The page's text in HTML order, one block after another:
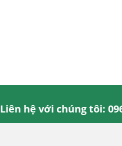
Liên hệ với chúng tôi: